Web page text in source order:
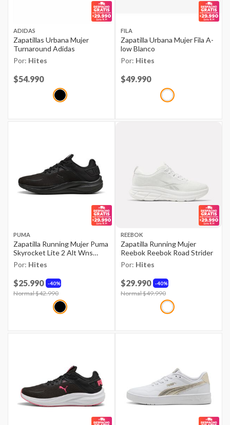
ADIDAS
Zapatillas Urbana Mujer
Turnaround Adidas
Por: Hites
Price reduced from
$54.990to
FILA
Zapatilla Urbana Mujer Fila A-
low Blanco
Por: Hites
Price reduced from
$49.990to
PUMA
Zapatilla Running Mujer Puma
Skyrocket Lite 2 Alt Wns
Black-dusky Gray
Por: Hites
40%
$25.990
Price reduced from
Normal $42.990
REEBOK
Zapatilla Running Mujer
Reebok Reebok Road Strider
Por: Hites
40%
$29.990
Price reduced from
Normal $49.990